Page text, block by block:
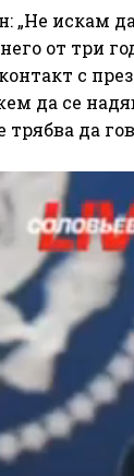
„Не искам
от три
с
да се
да